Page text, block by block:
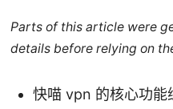
Parts of this article were
details before relying on
快喵 vpn 的核心功能